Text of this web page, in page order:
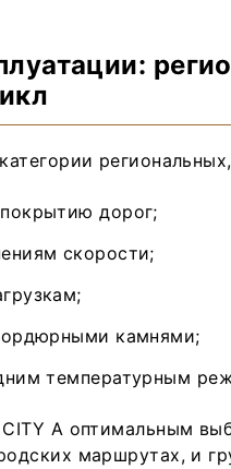
дорог;
скорости;
камнями;
температурным
CITY A оптимальным
маршрутах, и